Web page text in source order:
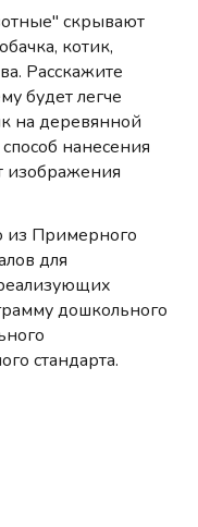
скрывают
котик,
Расскажите
будет легче
на деревянной
нанесения
изображения
из Примерного
для
дошкольного
стандарта.